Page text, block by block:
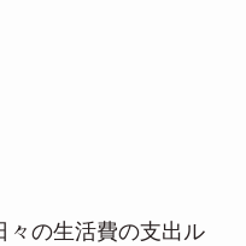
々の生活費の支出ル